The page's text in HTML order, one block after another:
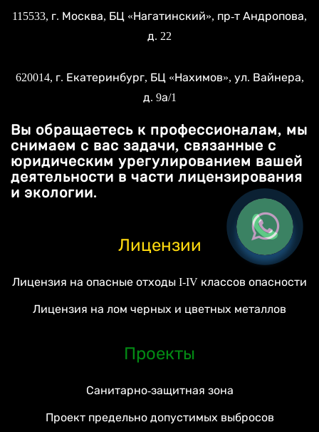
115533, г. Москва, БЦ «Нагатинский», пр-т Андропова,
д. 22
620014, г. Екатеринбург, БЦ «Нахимов», ул. Вайнера,
д. 9а/1
Вы обращаетесь к профессионалам, мы
снимаем с вас задачи, связанные с
юридическим урегулированием вашей
деятельности в части лицензирования
и экологии.
Лицензии
Лицензия на опасные отходы I-IV классов опасности
Лицензия на лом черных и цветных металлов
Проекты
Санитарно-защитная зона
Проект предельно допустимых выбросов